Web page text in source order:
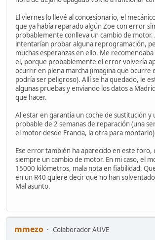
El viernes lo llevé al concesionario, el
que ya había reparado algún Zoe con error
probablemente conlleva un cambio de motor.
intentarían probar alguna reprogramación,
muchas esperanzas en ello. Me
el, porque probablemente el error volvería
ocurrir en plena marcha (imagina que ocurre
podría ser peligroso). Allí se ha quedado, le
algunas pruebas y enviando los datos a
que hacer.
Al estar en garantía un coche de sustitución y
probable de 2 semanas de reparación (una
el motor desde Francia, la otra para
Ese error también ha aparecido en este foro,
siempre un cambio de motor. En mi caso, el
15000 kilómetros, mala nota en fiabilidad.
en un R40 quiere decir que no han
Mal asunto.
mmezo
Colaborador AUVE